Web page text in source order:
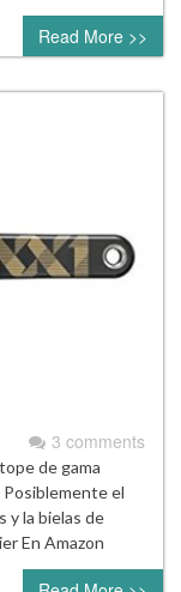
Read More >>
3 comments
de gama
Posiblemente el
y la bielas de
En Amazon